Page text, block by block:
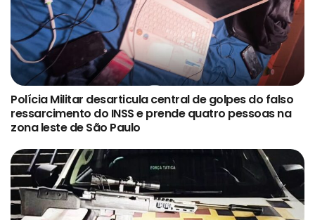
Polícia Militar desarticula central de golpes do falso
ressarcimento do INSS e prende quatro pessoas na
zona leste de São Paulo